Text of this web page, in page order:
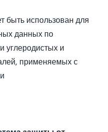
быть использован для
данных по
углеродистых и
применяемых с